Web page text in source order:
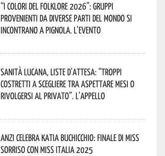
“I Colori del Folklore 2026”: gruppi
provenienti da diverse parti del mondo si
incontrano a Pignola. L’evento
Sanità lucana, liste d’attesa: “Troppi
costretti a scegliere tra aspettare mesi o
rivolgersi al privato”. L’appello
Anzi celebra Katia Buchicchio: finale di Miss
Sorriso con Miss Italia 2025